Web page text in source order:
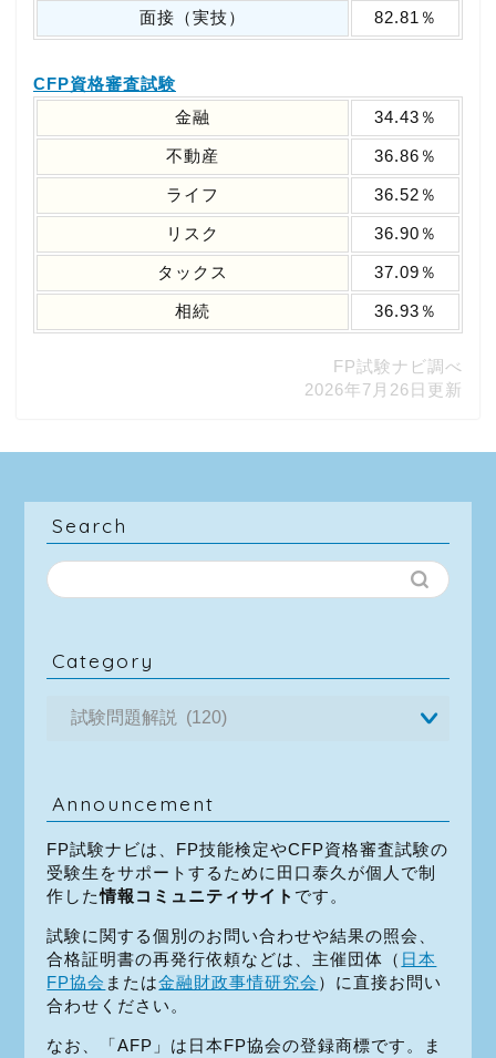
面接（実技） 82.81％
CFP資格審査試験
金融
34.43％
不動産 36.86％
ライフ 36.52％
リスク 36.90％
タックス 37.09％
相続 36.93％
FP試験ナビ調べ
2026年7月26日更新
Search
Category
Announcement
FP試験ナビは、FP技能検定やCFP資格審査試験の
受験生をサポートするために田口泰久が個人で制
作した情報コミュニティサイト です。
試験に関する個別のお問い合わせや結果の照会、
合格証明書の再発行依頼などは、主催団体（ 日本
FP協会 または金融財政事情研究会 ）に直接お問い
合わせください。
なお、「AFP」は日本FP協会の登録商標です。ま